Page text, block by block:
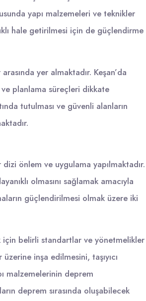
yapı malzemeleri ve teknikler
hale getirilmesi için de güçlendirme
yer almaktadır. Keşan’da
planlama süreçleri dikkate
tutulması ve güvenli alanların
dizi önlem ve uygulama yapılmaktadır.
olmasını sağlamak amacıyla
güçlendirilmesi olmak üzere iki
için belirli standartlar ve yönetmelikler
inşa edilmesini, taşıyıcı
malzemelerinin deprem
deprem sırasında oluşabilecek